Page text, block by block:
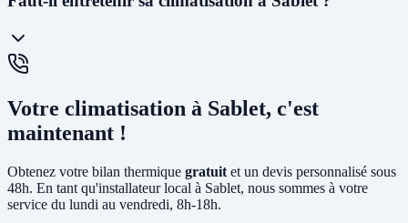
circuit de chauffage (radiateurs ou plancher chauffant) et peut aussi
produire votre eau chaude sanitaire. Elle remplace avantageusement
une chaudière gaz ou fioul et est éligible à MaPrimeRénov'.
Oui, un
proposons descontrats de maintenance à Sablet incluant le
nettoyage des filtres, la vérification du circuit frigorifique, le contrôle
des performances et la recharge éventuelle du fluide.
Votre climatisation à Sablet, c'est
maintenant !
Obtenez votre bilan thermique gratuit et un devis personnalisé sous
48h. En tant qu'installateur local à Sablet, nous sommes à votre
service du lundi au vendredi, 8h-18h.